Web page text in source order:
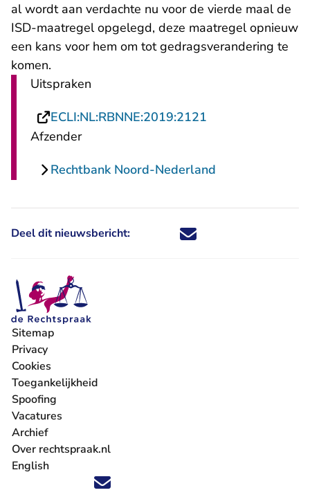
al wordt aan verdachte nu voor de vierde maal de
ISD-maatregel opgelegd, deze maatregel opnieuw
een kans voor hem om tot gedragsverandering te
komen.
Uitspraken
ECLI:NL:RBNNE:2019:2121
Afzender
Rechtbank Noord-Nederland
Deel dit nieuwsbericht: Deel dit nieuwsbericht via X -
Deel dit nieuwsbericht via
Deel dit nieuwsbericht
Deel dit
Volg ons op X (Twitter) - U verlaat Rechtspraak.nl
Volg ons op Facebook - U verlaat Rechtspraak.nl
Volg ons op Instagram - U verlaat Rechtspraak.nl
Volg ons op Youtube - U verlaat Rechtspraak.nl
Volg ons op LinkedIn - U verlaat
'Blijf op de hoogte' nieuwsbrief - U verlaat
Sitemap
Privacy
Cookies
Toegankelijkheid
Spoofing
Vacatures
- U verlaat Rechtspraak.nl
Archief
Over rechtspraak.nl
English